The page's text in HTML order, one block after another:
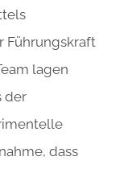
Führungskraft
lagen
der
dass